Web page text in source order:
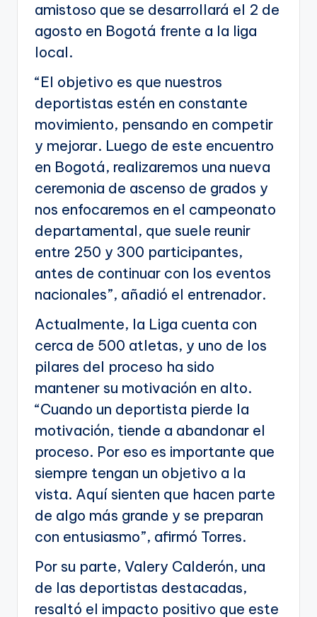
amistoso que se desarrollará el 2 de
agosto en Bogotá frente a la liga
local.
“El objetivo es que nuestros
deportistas estén en constante
movimiento, pensando en competir
y mejorar. Luego de este encuentro
en Bogotá, realizaremos una nueva
ceremonia de ascenso de grados y
nos enfocaremos en el campeonato
departamental, que suele reunir
entre 250 y 300 participantes,
antes de continuar con los eventos
nacionales”, añadió el entrenador.
Actualmente, la Liga cuenta con
cerca de 500 atletas, y uno de los
pilares del proceso ha sido
mantener su motivación en alto.
“Cuando un deportista pierde la
motivación, tiende a abandonar el
proceso. Por eso es importante que
siempre tengan un objetivo a la
vista. Aquí sienten que hacen parte
de algo más grande y se preparan
con entusiasmo”, afirmó Torres.
Por su parte, Valery Calderón, una
de las deportistas destacadas,
resaltó el impacto positivo que este